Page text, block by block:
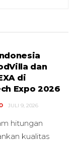
dan
di
Expo 2026
JULI 9, 2026
hitungan
kualitas